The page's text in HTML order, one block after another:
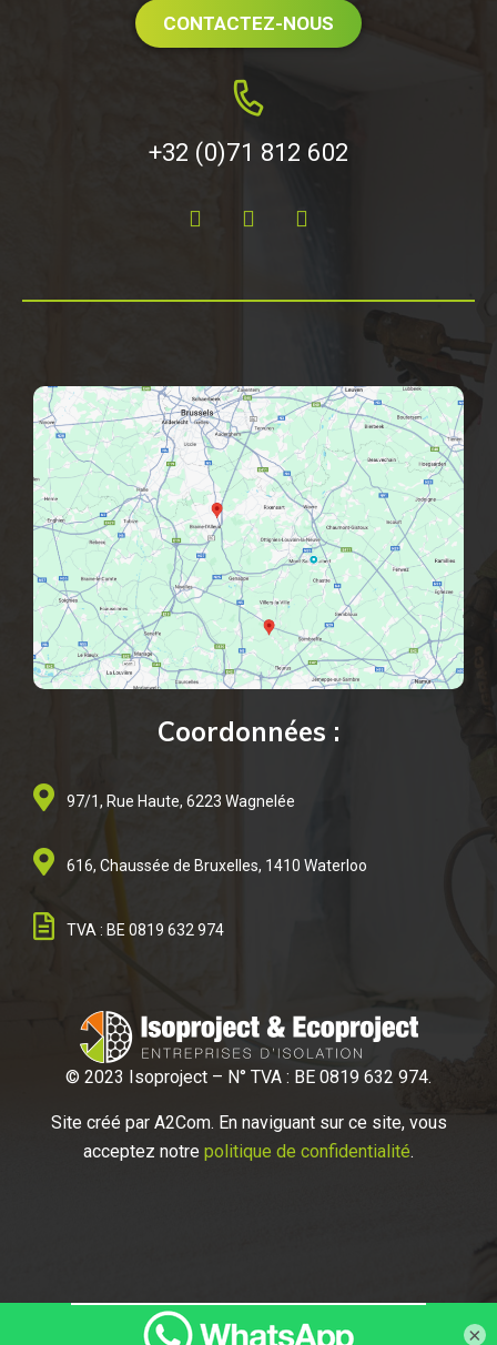
CONTACTEZ-NOUS
+32 (0)71 812 602
© 2023 Isoproject – N° TVA : BE 0819 632 974.
Site créé par A2Com. En naviguant sur ce site, vous
acceptez notre politique de confidentialité.
Coordonnées :
97/1, Rue Haute, 6223 Wagnelée
616, Chaussée de Bruxelles, 1410 Waterloo
TVA : BE 0819 632 974
×